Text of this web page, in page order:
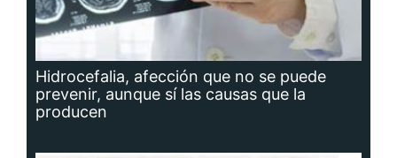
Hidrocefalia, afección que no se puede
prevenir, aunque sí las causas que la
producen